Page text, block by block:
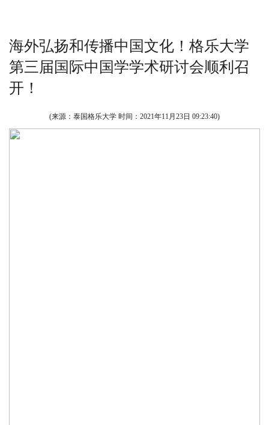
海外弘扬和传播中国文化！格乐大学
第三届国际中国学学术研讨会顺利召
开！
(来源：泰国格乐大学 时间： 2021年11月23日 09:23:40)